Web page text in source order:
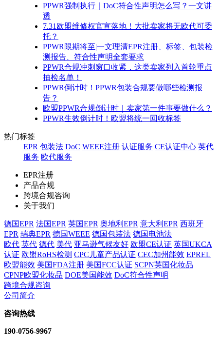
PPWR强制执行｜DoC符合性声明怎么写？一文讲
透
7.31欧盟维修权官宣落地！大批卖家将无欧代可委
托？
PPWR限期将至|一文理清EPR注册、标签、包装检
测报告、符合性声明全套要求
PPWR合规冲刺窗口收紧，这类卖家列入首轮重点
抽检名单！
PPWR倒计时！PPWR包装合规要做哪些检测报
告？
欧盟PPWR合规倒计时｜卖家第一件事要做什么？
PPWR生效倒计时！欧盟将统一回收标签
热门标签
EPR 包装法 DoC WEEE注册 认证服务 CE认证中心 英代
服务 欧代服务
EPR注册
产品合规
跨境合规咨询
关于我们
德国EPR 法国EPR 英国EPR 奥地利EPR 意大利EPR 西班牙
EPR 瑞典EPR 德国WEEE 德国包装法 德国电池法
欧代 英代 德代 美代 亚马逊气候友好 欧盟CE认证 英国UKCA
认证 欧盟RoHS检测 CPC儿童产品认证 CEC加州能效 EPREL
欧盟能效 美国FDA注册 美国FCC认证 SCPN英国化妆品
CPNP欧盟化妆品 DOE美国能效 DoC符合性声明
跨境合规咨询
公司简介
咨询热线
190-0756-9967